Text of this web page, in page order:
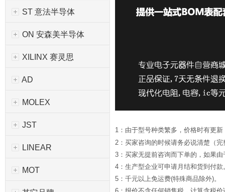
ST 意法半导体
ON 安森美半导体
XILINX 赛灵思
AD
MOLEX
JST
LINEAR
MOT
1：由于型号种类繁多，价格时有更
2：买家咨询的时候请务必说清楚（
3：买家无提前咨询而下单的，如果
4：生产型企业可申请月结和货到付款
5：千元以上免运费(特殊商品除外)。